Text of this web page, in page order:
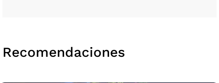
Recomendaciones